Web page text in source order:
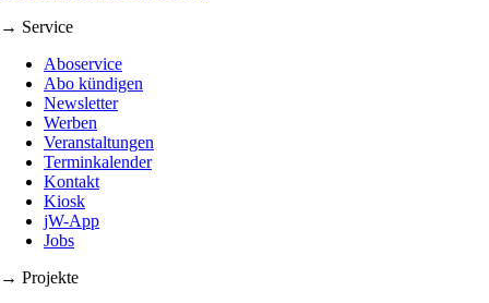
→ Service
Aboservice
Abo kündigen
Newsletter
Werben
Veranstaltungen
Terminkalender
Kontakt
Kiosk
jW-App
Jobs
→ Projekte